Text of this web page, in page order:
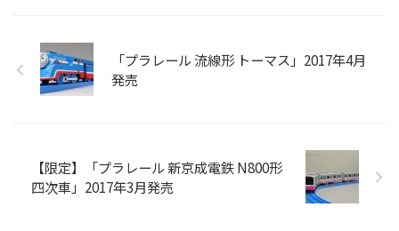
「プラレール 流線形 トーマス」2017年4月
発売
【限定】「プラレール 新京成電鉄 N800形
四次車」2017年3月発売